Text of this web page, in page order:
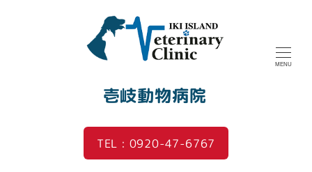
壱岐動物病院
MENU
TEL : 0920-47-6767